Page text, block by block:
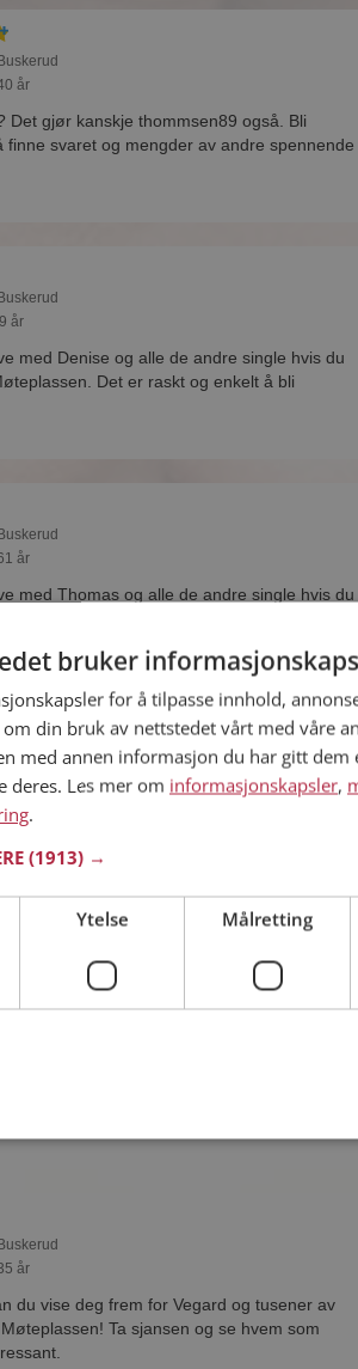
år
Det gjør kanskje thommsen89 også. Bli
finne svaret og mengder av andre spennende
år
med Denise og alle de andre single hvis du
Det er raskt og enkelt å bli
år
med Thomas og alle de andre single hvis du
år
du være medlem på Møteplassen, og se om
eller praktisk! Det er lettere å finne
med? Som medlem på Møteplassen får du
år
du vise deg frem for Vegard og tusener av
Ta sjansen og se hvem som
bruker
for å tilpasse innhold,
din bruk av nettstedet vårt med våre
med annen informasjon du har gitt
deres. Les mer om informasjonskapsler,
.
(1913) →
Ytelse Målretting